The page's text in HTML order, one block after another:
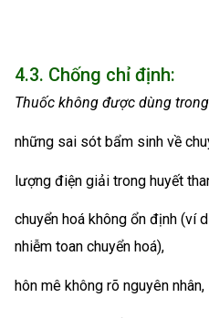
4.3. Chống chỉ định:
Thuốc không được dùng
những sai sót bẩm sinh về
lượng điện giải trong huyết
chuyển hoá không ổn định (ví
nhiễm toan chuyển hoá),
hôn mê không rõ nguyên nhân,